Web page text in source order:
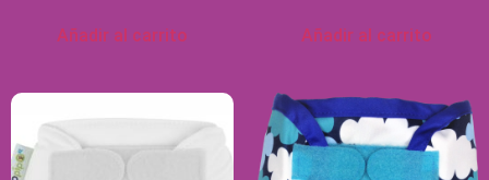
Añadir al carrito Añadir al carrito